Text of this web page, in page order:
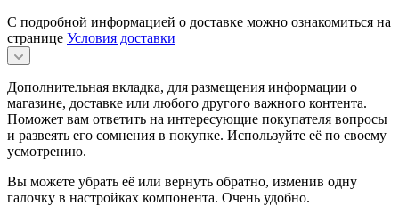
С подробной информацией о доставке можно ознакомиться на
странице Условия доставки
Дополнительная вкладка, для размещения информации о
магазине, доставке или любого другого важного контента.
Поможет вам ответить на интересующие покупателя вопросы
и развеять его сомнения в покупке. Используйте её по своему
усмотрению.
Вы можете убрать её или вернуть обратно, изменив одну
галочку в настройках компонента. Очень удобно.